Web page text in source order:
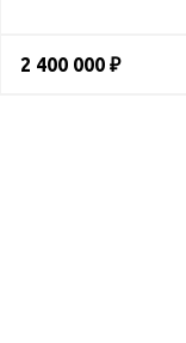
2 400 000 ₽